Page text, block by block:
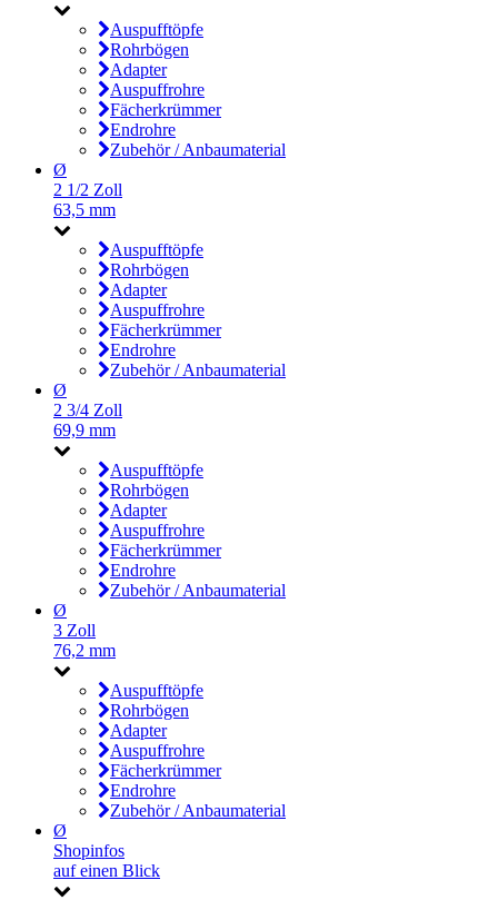
Auspufftöpfe
Rohrbögen
Adapter
Auspuffrohre
Fächerkrümmer
Endrohre
Zubehör / Anbaumaterial
Ø
2 1/2 Zoll
63,5 mm
Auspufftöpfe
Rohrbögen
Adapter
Auspuffrohre
Fächerkrümmer
Endrohre
Zubehör / Anbaumaterial
Ø
2 3/4 Zoll
69,9 mm
Auspufftöpfe
Rohrbögen
Adapter
Auspuffrohre
Fächerkrümmer
Endrohre
Zubehör / Anbaumaterial
Ø
3 Zoll
76,2 mm
Auspufftöpfe
Rohrbögen
Adapter
Auspuffrohre
Fächerkrümmer
Endrohre
Zubehör / Anbaumaterial
Ø
Shopinfos
auf einen Blick